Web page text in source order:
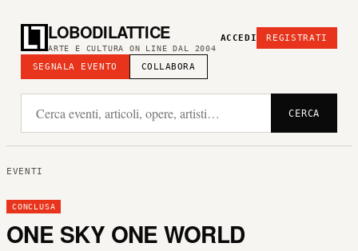
LOBODILATTICE
ARTE E CULTURA ON LINE DAL 2004
SEGNALA EVENTO COLLABORA
ACCEDI REGISTRATI
CERCA
EVENTI
CONCLUSA
ONE SKY ONE WORLD